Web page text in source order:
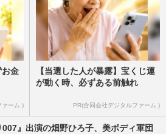
お金
ァーム )
【当選した人が暴露】宝くじ運
が動く時、必ずある前触れ
PR(合同会社デジタルファーム )
007』出演の畑野ひろ子、美ボディ軍団